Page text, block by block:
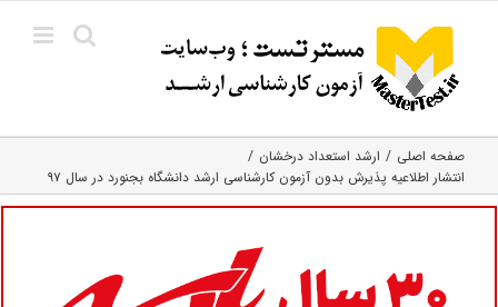
content
صفحه اصلی
ارشد استعداد درخشان
انتشار اطلاعیه پذیرش بدون آزمون کارشناسی ‎ارشد دانشگاه بجنورد در سال ۹۷